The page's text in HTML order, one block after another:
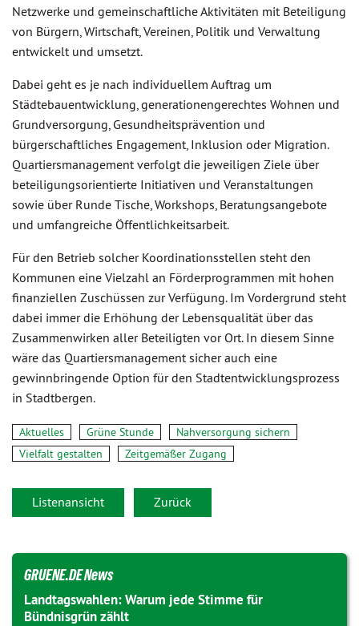
Netzwerke und gemeinschaftliche Aktivitäten mit Beteiligung
von Bürgern, Wirtschaft, Vereinen, Politik und Verwaltung
entwickelt und umsetzt.
Dabei geht es je nach individuellem Auftrag um
Städtebauentwicklung, generationengerechtes Wohnen und
Grundversorgung, Gesundheitsprävention und
bürgerschaftliches Engagement, Inklusion oder Migration.
Quartiersmanagement verfolgt die jeweiligen Ziele über
beteiligungsorientierte Initiativen und Veranstaltungen
sowie über Runde Tische, Workshops, Beratungsangebote
und umfangreiche Öffentlichkeitsarbeit.
Für den Betrieb solcher Koordinationsstellen steht den
Kommunen eine Vielzahl an Förderprogrammen mit hohen
finanziellen Zuschüssen zur Verfügung. Im Vordergrund steht
dabei immer die Erhöhung der Lebensqualität über das
Zusammenwirken aller Beteiligten vor Ort. In diesem Sinne
wäre das Quartiersmanagement sicher auch eine
gewinnbringende Option für den Stadtentwicklungsprozess
in Stadtbergen.
Aktuelles Grüne Stunde
Nahversorgung sichern
Vielfalt gestalten
Zeitgemäßer Zugang
Listenansicht Zurück
GRUENE.DE News
Landtagswahlen: Warum jede Stimme für
Bündnisgrün zählt